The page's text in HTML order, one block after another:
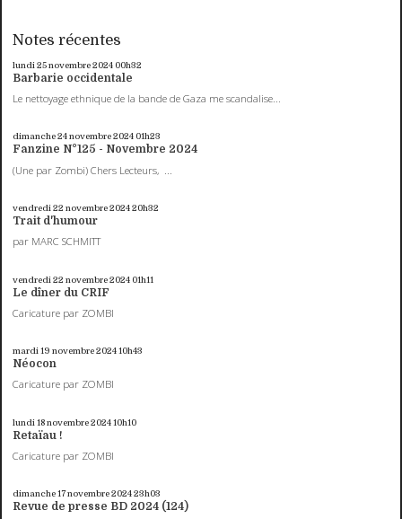
Notes récentes
lundi 25novembre 2024 00h32
Barbarie occidentale
Le nettoyage ethnique de la bande de Gaza me scandalise...
dimanche 24novembre 2024 01h23
Fanzine N°125 - Novembre 2024
(Une par Zombi) Chers Lecteurs, ...
vendredi 22 novembre 202420h32
Trait d'humour
par MARC SCHMITT
vendredi 22 novembre 2024 01h11
Le dîner du CRIF
Caricature par ZOMBI
mardi 19 novembre 202410h43
Néocon
Caricature par ZOMBI
lundi 18novembre 202410h10
Retaïau !
Caricature par ZOMBI
dimanche 17novembre 202423h03
Revue de presse BD 2024 (124)